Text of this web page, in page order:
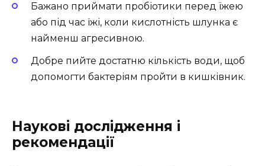
Бажано приймати пробіотики перед їжею
або під час їжі, коли кислотність шлунка є
найменш агресивною.
Добре пийте достатню кількість води, щоб
допомогти бактеріям пройти в кишківник.
Наукові дослідження і
рекомендації